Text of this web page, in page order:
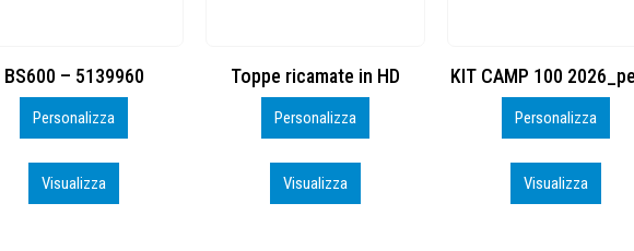
Toppe ricamate in HD
Personalizza
Visualizza
KIT CAMP 100 2026_perso
Personalizza
Visualizza
BSK600 – 5139960
Personalizza
Visualizza